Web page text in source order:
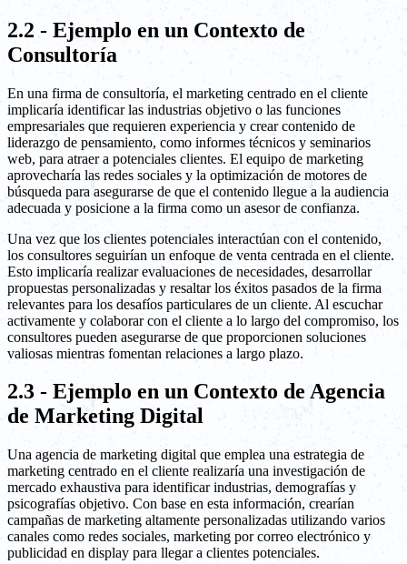
2.2 - Ejemplo en un Contexto de
Consultoría
En una firma de consultoría, el marketing centrado en el cliente
implicaría identificar las industrias objetivo o las funciones
empresariales que requieren experiencia y crear contenido de
liderazgo de pensamiento, como informes técnicos y seminarios
web, para atraer a potenciales clientes. El equipo de marketing
aprovecharía las redes sociales y la optimización de motores de
búsqueda para asegurarse de que el contenido llegue a la audiencia
adecuada y posicione a la firma como un asesor de confianza.
Una vez que los clientes potenciales interactúan con el contenido,
los consultores seguirían un enfoque de venta centrada en el cliente.
Esto implicaría realizar evaluaciones de necesidades, desarrollar
propuestas personalizadas y resaltar los éxitos pasados de la firma
relevantes para los desafíos particulares de un cliente. Al escuchar
activamente y colaborar con el cliente a lo largo del compromiso, los
consultores pueden asegurarse de que proporcionen soluciones
valiosas mientras fomentan relaciones a largo plazo.
2.3 - Ejemplo en un Contexto de Agencia
de Marketing Digital
Una agencia de marketing digital que emplea una estrategia de
marketing centrado en el cliente realizaría una investigación de
mercado exhaustiva para identificar industrias, demografías y
psicografías objetivo. Con base en esta información, crearían
campañas de marketing altamente personalizadas utilizando varios
canales como redes sociales, marketing por correo electrónico y
publicidad en display para llegar a clientes potenciales.